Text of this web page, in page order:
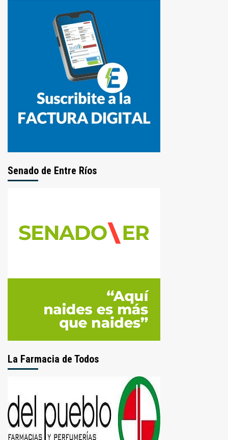
Senado de Entre Ríos
La Farmacia de Todos